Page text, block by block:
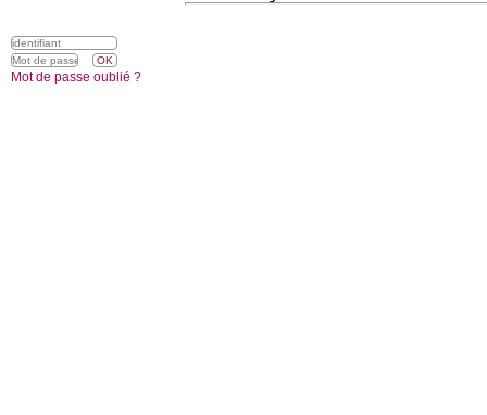
Mot de passe oublié ?